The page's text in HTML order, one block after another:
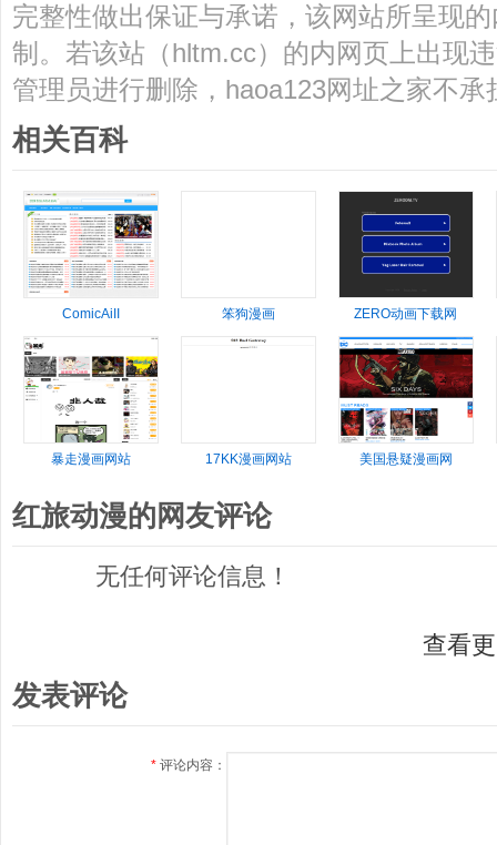
完整性做出保证与承诺，该网站所呈现
制。若该站（hltm.cc）的内网页上出现
管理员进行删除，haoa123网址之家不承
相关百科
ComicAiII 笨狗漫画 ZERO动画下载网
暴走漫画网站 17KK漫画网站 美国悬疑漫画网
红旅动漫的网友评论
无任何评论信息！
查看
发表评论
* 评论内容：